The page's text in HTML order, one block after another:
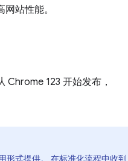
站性能。
Chrome 123 开始发布，
形式提供。 在标准化流程中收到